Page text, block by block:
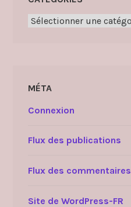
Catégories
MÉTA
Connexion
Flux des publications
Flux des commentaires
Site de WordPress-FR